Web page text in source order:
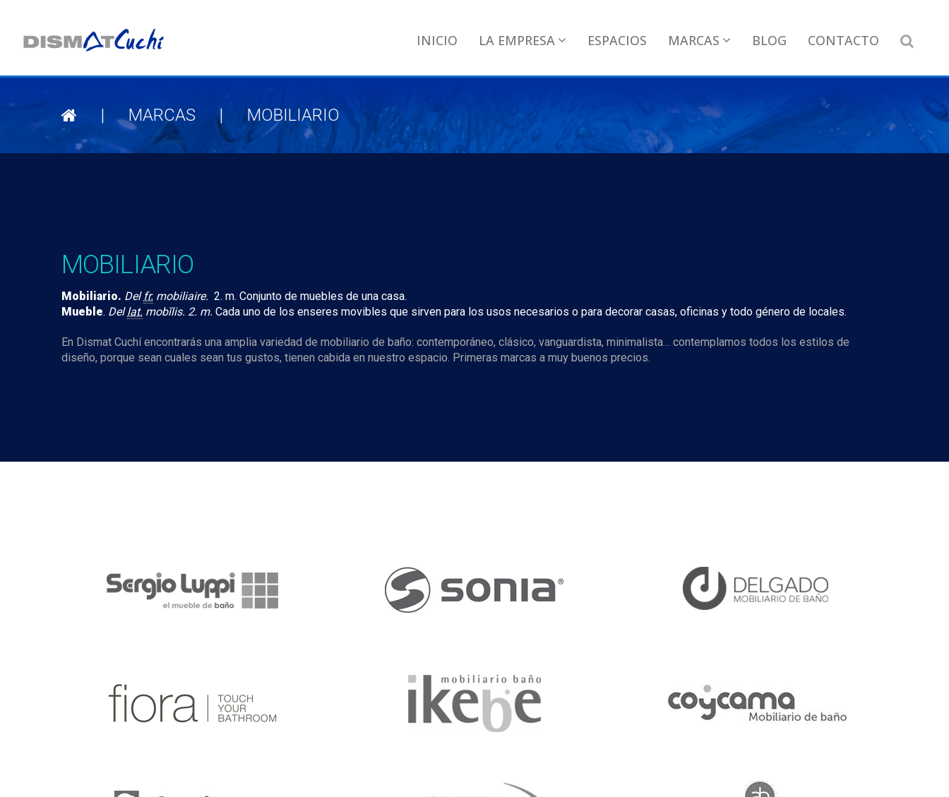
INICIO LA EMPRESA ESPACIOS MARCAS BLOG CONTACTO
| MARCAS | MOBILIARIO
MOBILIARIO
Mobiliario. Del fr. mobiliaire. 2. m. Conjunto de muebles de una casa.
Mueble. Dellat. mobĭlis. 2. m. Cada uno de los enseres movibles que sirven para los usos necesarios o para decorar casas, oficinas y todo género de locales.
En Dismat Cuchí encontrarás una amplia variedad de mobiliario de baño: contemporáneo, clásico, vanguardista, minimalista… contemplamos todos los estilos de
diseño, porque sean cuales sean tus gustos, tienen cabida en nuestro espacio. Primeras marcas a muy buenos precios.